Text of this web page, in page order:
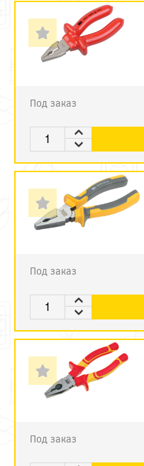
Под заказ
Под заказ
Под заказ